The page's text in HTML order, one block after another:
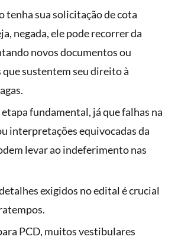
tenha sua solicitação de cota
negada, ele pode recorrer da
novos documentos ou
sustentem seu direito à
etapa fundamental, já que falhas na
interpretações equivocadas da
levar ao indeferimento nas
exigidos no edital é crucial
PCD, muitos vestibulares